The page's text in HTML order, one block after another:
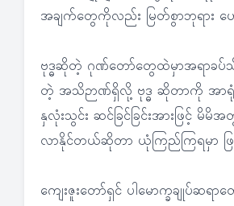
အချက်တွေကိုလည်း မြတ်စွာဘုရား ဟ
ဗုဒ္ဓဆိုတဲ့ ဂုဏ်တော်တွေထဲမှာအရာခပ်
တဲ့ အသိဉာဏ်ရှိလို့ ဗုဒ္ဓ ဆိုတာကို အာရုံပ
နှလုံးသွင်း ဆင်ခြင်ခြင်းအားဖြင့် မိ
လာနိုင်တယ်ဆိုတာ ယုံကြည်ကြရမှာ ဖ
ကျေးဇူးတော်ရှင် ပါမောက္ခချုပ်ဆရာ